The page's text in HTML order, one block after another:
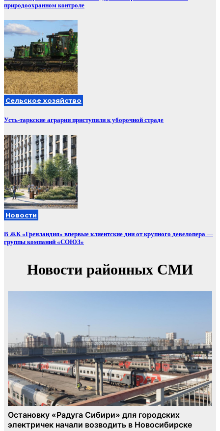
природоохранном контроле
Сельское хозяйство
Усть-таркские аграрии приступили к уборочной страде
Новости
В ЖК «Гренландия» впервые клиентские дни от крупного девелопера —
группы компаний «СОЮЗ»